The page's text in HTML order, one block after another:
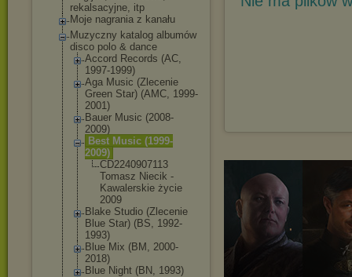
rekalsacyjne, itp
Moje nagrania z kanału
Muzyczny katalog albumów
disco polo & dance
Accord Records (AC,
1997-1999)
Aga Music (Zlecenie
Green Star) (AMC, 1999-
2001)
Bauer Music (2008-
2009)
Best Music (1999-
2009)
CD2240907113
Tomasz Niecik -
Kawalerskie życie
2009
Blake Studio (Zlecenie
Blue Star) (BS, 1992-
1993)
Blue Mix (BM, 2000-
2018)
Blue Night (BN, 1993)